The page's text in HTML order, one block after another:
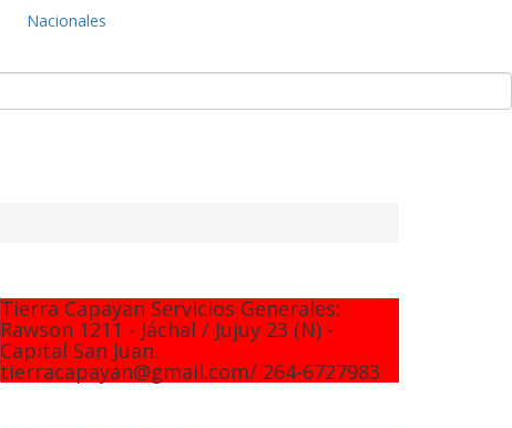
Nacionales
Tierra Capayan Servicios Generales:
Rawson 1211 - Jáchal / Jujuy 23 (N) -
Capital San Juan.
tierracapayan@gmail.com/ 264-6727983